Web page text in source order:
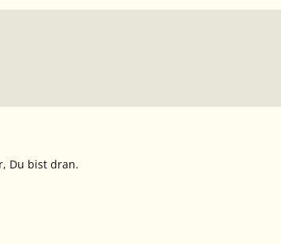
Du bist dran.